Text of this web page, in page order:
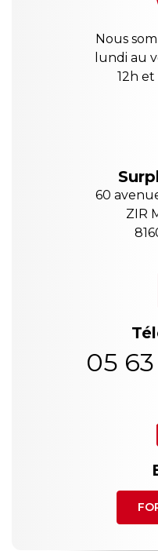
Nous
lundi au
12h et
60
ZIR
05